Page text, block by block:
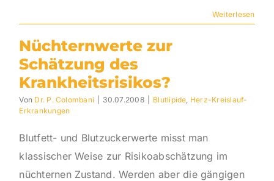
Weiterlesen
Nüchternwerte zur
Schätzung des
Krankheitsrisikos?
Von Dr. P. Colombani 30.07.2008 Blutlipide, Herz-Kreislauf-
Erkrankungen
Blutfett- und Blutzuckerwerte misst man
klassischer Weise zur Risikoabschätzung im
nüchternen Zustand. Werden aber die gängigen